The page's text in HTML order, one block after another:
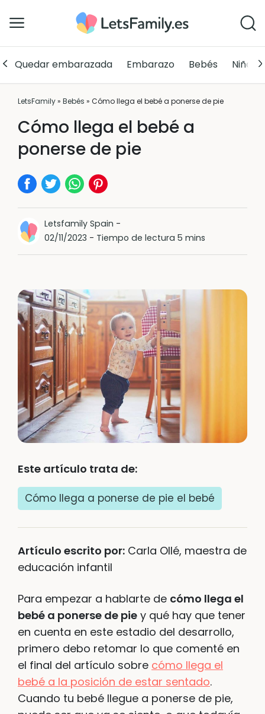
Quedar embarazada Embarazo Bebés Niños
LetsFamily» Bebés » Cómo llega el bebé a ponerse de pie
Cómo llega el bebé a
ponerse de pie
Letsfamily Spain -
02/11/2023 - Tiempo de lectura 5 mins
Este artículo trata de:
Cómo llega a ponerse de pie el bebé
Artículo escrito por: Carla Ollé, maestra de
educación infantil
Para empezar a hablarte de cómo llega el
bebé a ponerse de pie y qué hay que tener
en cuenta en este estadio del desarrollo,
primero debo retomar lo que comenté en
el final del artículo sobre cómo llega el
bebé a la posición de estar sentado.
Cuando tu bebé llegue a ponerse de pie,